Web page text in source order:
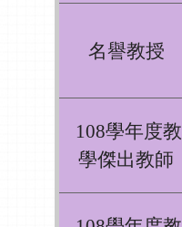
名譽教授
108學年度教
學傑出教師